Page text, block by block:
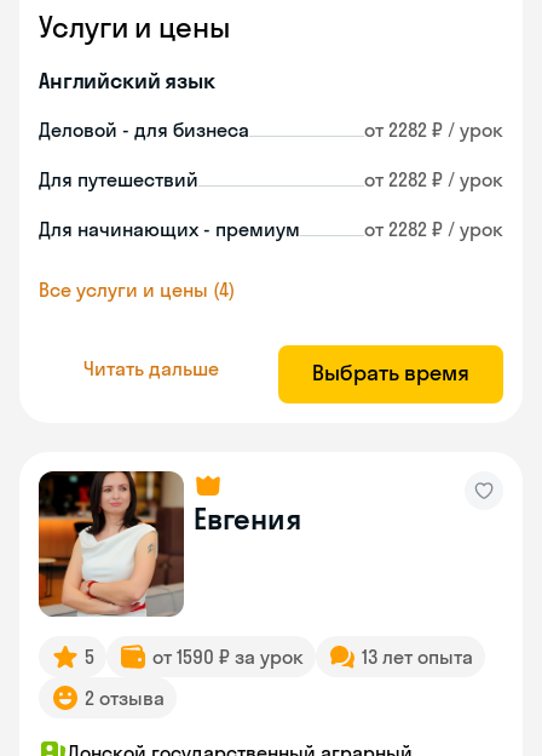
Услуги и цены
Английский язык
Деловой - для бизнеса от 2282 ₽ / урок
Для путешествий от 2282 ₽ / урок
Для начинающих - премиум от 2282 ₽ / урок
Все услуги и цены (4)
Читать дальше Выбрать время
Евгения
5 от 1590 ₽ за урок
13 лет опыта
2 отзыва